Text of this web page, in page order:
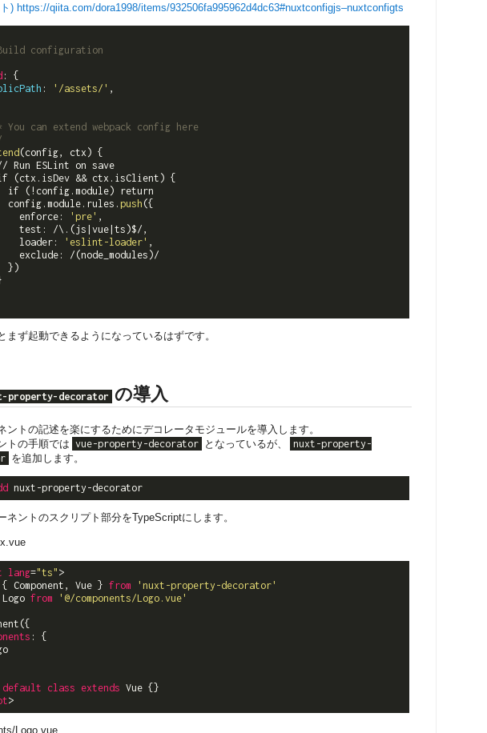
) https://qiita.com/dora1998/items/932506fa995962d4dc63#nuxtconfigjs–nuxtconfigts
configuration
: {
: '/assets/' ,
You can extend webpack config here
(config, ctx) {
Run ESLint on save
(ctx.isDev && ctx.isClient) {
(!config.module) return
config.module.rules.
push ({
enforce:
'pre' ,
test: /\.(js|vue|ts)$/,
loader:
'eslint-loader' ,
exclude: /(node_modules)/
})
まず起動できるようになっているはずです。
property-decorator の導入
ントの記述を楽にするためにデコレータモジュールを導入します。
トの手順では vue-property-decorator となっているが、
nuxt-property-
を追加します。
ネントのスクリプト部分をTypeScriptにします。
lang="ts" >
{ Component, Vue } from
'nuxt-property-decorator'
Logo from '@/components/Logo.vue'
: {
default class extends Vue
>
Logo.vue